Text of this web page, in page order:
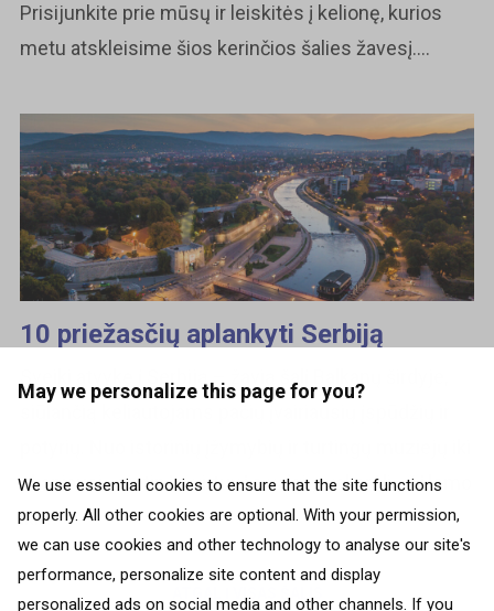
May we personalize this page for you?
We use essential cookies to ensure that the site functions
properly. All other cookies are optional. With your permission,
we can use cookies and other technology to analyse our site's
performance, personalize site content and display
personalized ads on social media and other channels. If you
Prisijunkite prie mūsų ir leiskitės į kelionę, kurios
metu atskleisime šios kerinčios šalies žavesį....
10 priežasčių aplankyti Serbiją
skaniausių vietinės virtuvės valgių, vakarėlių šėlsmo
iki...